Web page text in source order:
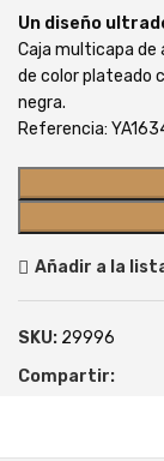
Un diseño
Caja multicapa de
de color plateado
negra.
Referencia:
Añadir a la
SKU: 29996
Compartir: